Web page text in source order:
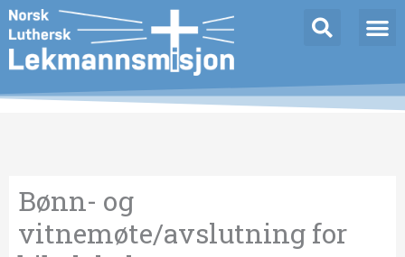
Hopp
rett
til
innholdet
Bønn- og
vitnemøte/avslutning for